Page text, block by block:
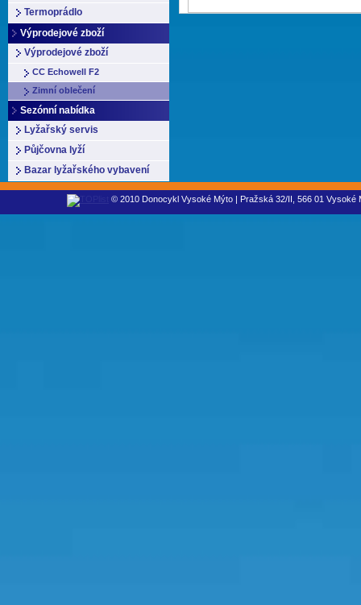
Termoprádlo
Výprodejové zboží
Výprodejové zboží
CC Echowell F2
Zimní oblečení
Sezónní nabídka
Lyžařský servis
Půjčovna lyží
Bazar lyžařského vybavení
© 2010 Donocykl Vysoké Mýto | Pražská 32/II, 566 01 Vysoké